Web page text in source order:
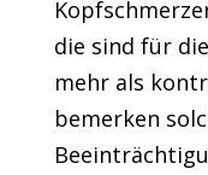
die sind für
mehr als
bemerken